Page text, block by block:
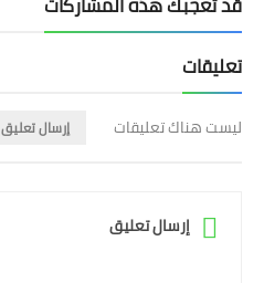
تعليقات
ليست هناك تعليقات إرسال تعليق
إرسال تعليق